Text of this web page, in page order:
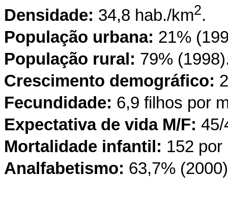
Densidade: 34,8 hab./km2.
População urbana: 21%
População rural: 79%
Crescimento demográfico:
Fecundidade: 6,9 filhos por
Expectativa de vida M/F: 45/
Mortalidade infantil: 152 por
Analfabetismo: 63,7%